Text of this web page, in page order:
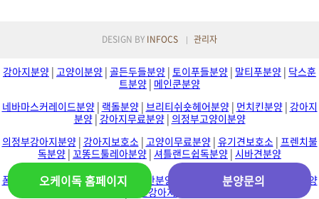
DESIGN BY INFOCS 관리자
강아지분양 | 고양이분양 | 골든두들분양 | 토이푸들분양 | 말티푸분양 | 닥스훈
트분양 | 메인쿤분양
네바마스커레이드분양| 랙돌분양| 브리티쉬숏헤어분양| 먼치킨분양| 강아지
분양|강아지무료분양| 의정부고양이분양
의정부강아지분양| 강아지보호소 | 고양이무료분양| 유기견보호소 | 프렌치불
독분양 | 꼬똥드툴레아분양 | 셔틀랜드쉽독분양 | 시바견분양
폼스키분양|강아지교배|포메라니안분양 보더콜리분양|골든리트리버분양
|
수원강아지분양
오케이독 홈페이지 분양문의